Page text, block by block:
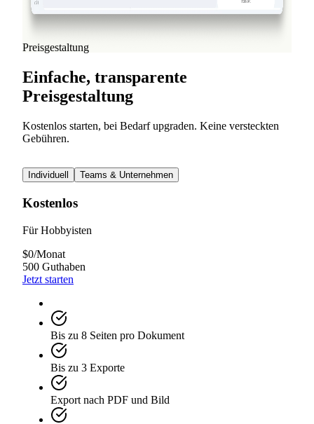
Weiterlesen
Alle Blog-Beiträge ansehen
Preisgestaltung
Einfache, transparente
Preisgestaltung
Kostenlos starten, bei Bedarf upgraden. Keine versteckten
Gebühren.
Individuell Teams & Unternehmen
Kostenlos
Für Hobbyisten
$0/Monat
500 Guthaben
Jetzt starten
Bis zu 8 Seiten pro Dokument
Bis zu 3 Exporte
Export nach PDF und Bild